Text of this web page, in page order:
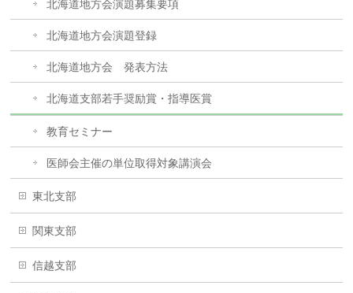
北海道地方会演題募集要項
北海道地方会演題登録
北海道地方会 発表方法
北海道支部若手奨励賞・指導医賞
教育セミナー
医師会主催の単位取得対象講演会
東北支部
関東支部
信越支部